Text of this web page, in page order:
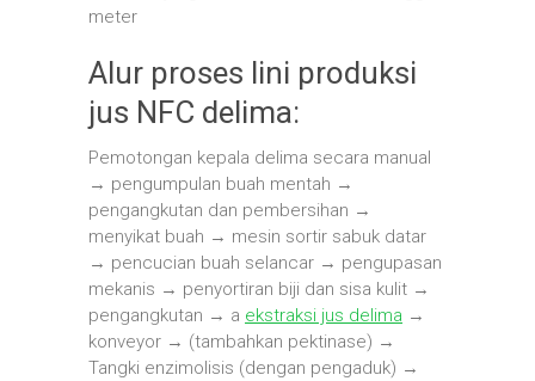
meter
Alur proses lini produksi
jus NFC delima:
Pemotongan kepala delima secara manual
→ pengumpulan buah mentah →
pengangkutan dan pembersihan →
menyikat buah → mesin sortir sabuk datar
→ pencucian buah selancar → pengupasan
mekanis → penyortiran biji dan sisa kulit →
pengangkutan → a ekstraksi jus delima →
konveyor → (tambahkan pektinase) →
Tangki enzimolisis (dengan pengaduk) →